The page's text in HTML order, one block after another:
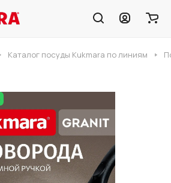
Каталог посуды Kukmara по линиям